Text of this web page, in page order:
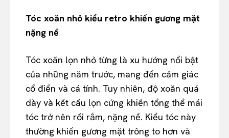
Tóc xoăn nhỏ kiểu retro khiến gương mặt
nặng nề
Tóc xoăn lọn nhỏ từng là xu hướng nổi bật
của những năm trước, mang đến cảm giác
cổ điển và cá tính. Tuy nhiên, độ xoăn quá
dày và kết cấu lọn cứng khiến tổng thể mái
tóc trở nên rối rắm, nặng nề. Kiểu tóc này
thường khiến gương mặt trông to hơn và